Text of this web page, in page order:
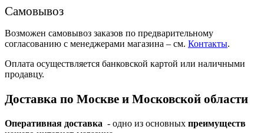
Самовывоз
Возможен самовывоз заказов по предварительному
согласованию с менеджерами магазина – см. Контакты.
Оплата осуществляется банковской картой или наличными
продавцу.
Доставка по Москве и Московской области
Оперативная доставка - одно из основных преимуществ